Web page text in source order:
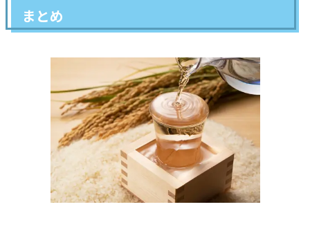
まとめ